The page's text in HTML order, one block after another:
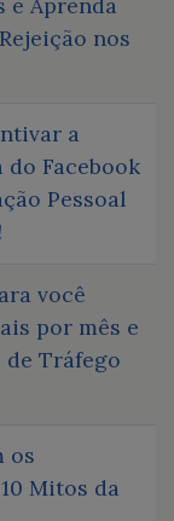
nos
a
do Facebook
Pessoal
você
por mês e
de Tráfego
os
Mitos da